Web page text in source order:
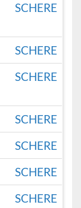
SCHERE
SCHERE
SCHERE
SCHERE
SCHERE
SCHERE
SCHERE